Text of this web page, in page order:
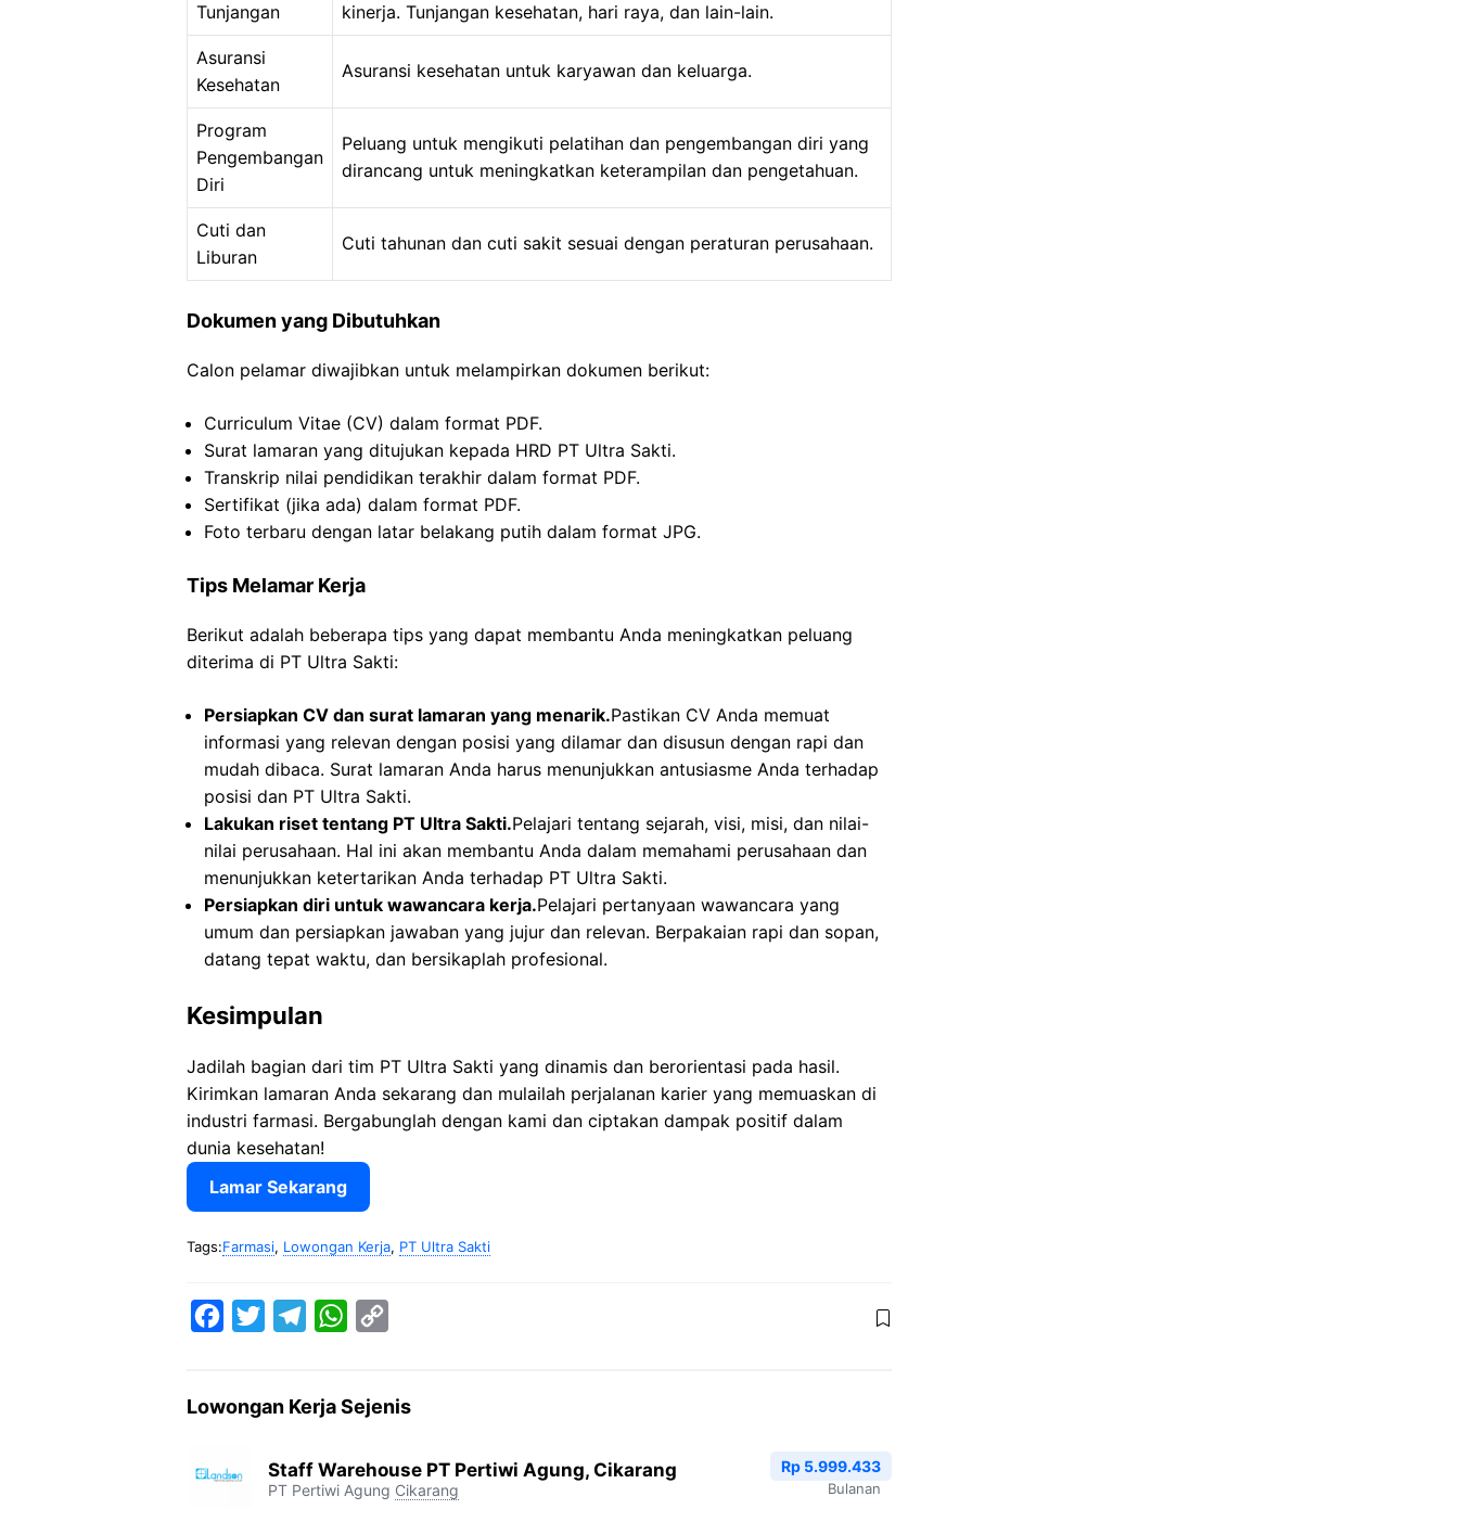
Tunjangan
kinerja. Tunjangan kesehatan, hari raya, dan lain-lain.
Asuransi
Kesehatan
Asuransi kesehatan untuk karyawan dan keluarga.
Program
Pengembangan
Diri
Peluang untuk mengikuti pelatihan dan pengembangan diri yang
dirancang untuk meningkatkan keterampilan dan pengetahuan.
Cuti dan
Liburan
Cuti tahunan dan cuti sakit sesuai dengan peraturan perusahaan.
Dokumen yang Dibutuhkan
Calon pelamar diwajibkan untuk melampirkan dokumen berikut:
Curriculum Vitae (CV) dalam format PDF.
Surat lamaran yang ditujukan kepada HRD PT Ultra Sakti.
Transkrip nilai pendidikan terakhir dalam format PDF.
Sertifikat (jika ada) dalam format PDF.
Foto terbaru dengan latar belakang putih dalam format JPG.
Tips Melamar Kerja
Berikut adalah beberapa tips yang dapat membantu Anda meningkatkan peluang
diterima di PT Ultra Sakti:
Persiapkan CV dan surat lamaran yang menarik.Pastikan CV Anda memuat
informasi yang relevan dengan posisi yang dilamar dan disusun dengan rapi dan
mudah dibaca. Surat lamaran Anda harus menunjukkan antusiasme Anda terhadap
posisi dan PT Ultra Sakti.
Lakukan riset tentang PT Ultra Sakti.Pelajari tentang sejarah, visi, misi, dan nilai-
nilai perusahaan. Hal ini akan membantu Anda dalam memahami perusahaan dan
menunjukkan ketertarikan Anda terhadap PT Ultra Sakti.
Persiapkan diri untuk wawancara kerja.Pelajari pertanyaan wawancara yang
umum dan persiapkan jawaban yang jujur dan relevan. Berpakaian rapi dan sopan,
datang tepat waktu, dan bersikaplah profesional.
Kesimpulan
Jadilah bagian dari tim PT Ultra Sakti yang dinamis dan berorientasi pada hasil.
Kirimkan lamaran Anda sekarang dan mulailah perjalanan karier yang memuaskan di
industri farmasi. Bergabunglah dengan kami dan ciptakan dampak positif dalam
dunia kesehatan!
Lamar Sekarang
Tags:Farmasi, Lowongan Kerja, PT Ultra Sakti
e
o
t
e
e
r
W
t
A
y
i
Lowongan Kerja Sejenis
Staff Warehouse PT Pertiwi Agung, Cikarang
PT Pertiwi Agung Cikarang
Rp 5.999.433
Bulanan